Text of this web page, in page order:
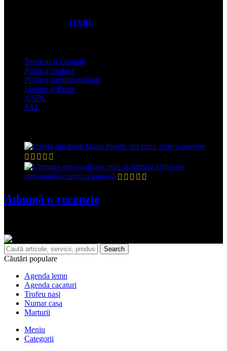
1JXBL
Termeni și Condiții
Politica cookies
Politica confidentialitate
Livrare și Retur
ANPC
SAL
Poseta din lemn scrie o poveste
Umerase
personalizate mire și mireasă
Adaugă o recenzie
Search
Căutări populare
Agenda lemn
Agenda cacaturi
Trofeu nasi
Numar casa
Marturii
Meniu
Categorii